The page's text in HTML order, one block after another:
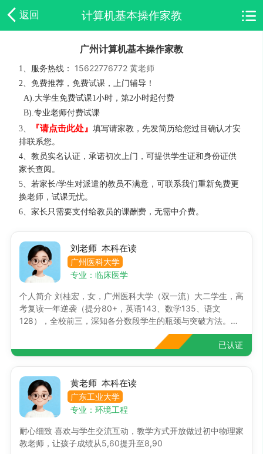
返回 计算机基本操作家教
广州计算机基本操作家教
1、服务热线： 15622776772 黄老师
2、免费推荐，免费试课，上门辅导！
A).大学生免费试课1小时，第2小时起付费
B).专业老师付费试课
3、
『请点击此处』填写请家教，先发简历给您过目确认才安
排联系您。
4、教员实名认证，承诺初次上门，可提供学生证和身份证供
家长查阅。
5、若家长/学生对派遣的教员不满意，可联系我们重新免费更
换老师，试课无忧。
6、家长只需要支付给教员的课酬费，无需中介费。
刘老师 本科在读
广州医科大学
专业：临床医学
个人简介 刘桂宏，女，广州医科大学（双一流）大二学生，高
考复读一年逆袭（提分80+，英语143、数学135、语文
128），全校前三，深知各分数段学生的瓶颈与突破方法。性
格阳光开朗、耐心负责，表达能力强，擅长与不同年龄段孩子
构KET冲刺班助教，负责30余名小学生的课后答疑与专题补
机构KET冲刺班助教，负责30余名小学生的课后答疑与专题补
弱，其中15人获KET卓越等级。 2. 带教二年级全科（语数
英），孩子英语零基础，从自然拼读+牛津树绘本入手，同时
建立每日“作业复盘+习惯打卡”制度；2个月后孩子校内成绩从
及格线跃至90+。 3. 辅导三年级女生KET备考，原成绩60-80
波动，精准定位听力、阅读为弱项，口语为优势；设计“听力
已认证
黄老师 本科在读
广东工业大学
专业：环境工程
耐心细致 喜欢与学生交流互动，教学方式开放做过初中物理家
教老师，让孩子成绩从5,60提升至8,90